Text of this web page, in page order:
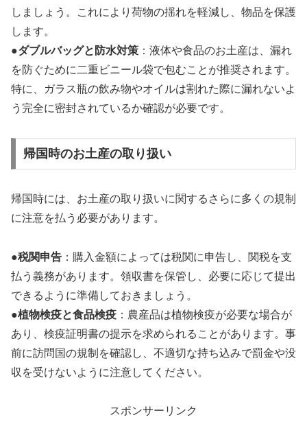
しましょう。これにより荷物の揺れを軽減し、物品を保護
します。
●ダブルバッグと防水対策 ：液体や食品のお土産は、漏れ
を防ぐために二重ビニール袋で包むことが推奨されます。
特に、ガラス瓶の飲み物やオイルは割れた際に漏れないよ
う完全に密封されているか確認が必要です。
帰国時のお土産の取り扱い
帰国時には、お土産の取り扱いに関するさらに多くの規制
に注意を払う必要があります。
●税関申告 ：購入金額によっては税関に申告し、関税を支
払う義務があります。領収書を保管し、必要に応じて提出
できるように準備しておきましょう。
●植物検疫と食品検疫 ：農産品は植物検疫が必要な場合が
あり、検疫証明書の提示を求められることがあります。事
前に訪問国の規制を確認し、不適切な持ち込みで罰金や没
収を受けないように注意してください。
スポンサーリンク